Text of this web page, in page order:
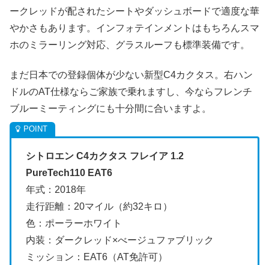
ークレッドが配されたシートやダッシュボードで適度な華
やかさもあります。インフォテインメントはもちろんスマ
ホのミラーリング対応、グラスルーフも標準装備です。
まだ日本での登録個体が少ない新型C4カクタス。右ハン
ドルのAT仕様ならご家族で乗れますし、今ならフレンチ
ブルーミーティングにも十分間に合いますよ。
シトロエン C4カクタス フレイア 1.2
PureTech110 EAT6
年式：2018年
走行距離：20マイル（約32キロ）
色：ポーラーホワイト
内装：ダークレッド×べージュファブリック
ミッション：EAT6（AT免許可）